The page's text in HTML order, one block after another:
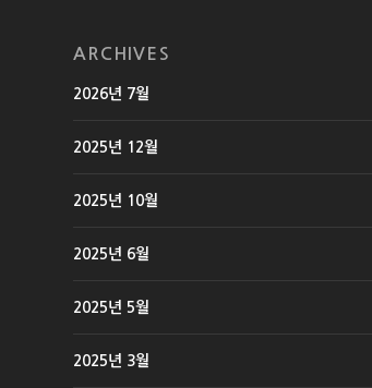
ARCHIVES
2026년 7월
2025년 12월
2025년 10월
2025년 6월
2025년 5월
2025년 3월